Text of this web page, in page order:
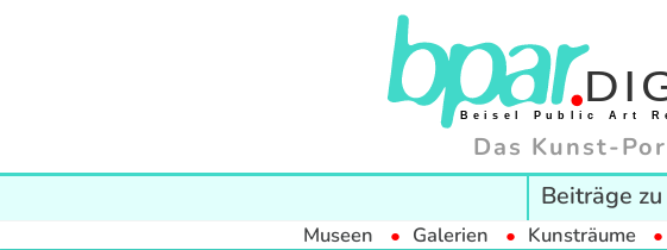
Das Kunst-
Beiträge
Museen Galerien Kunsträume